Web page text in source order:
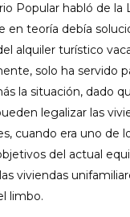
Popular habló de la
en teoría debía
alquiler turístico
solo ha servido
la situación, dado
legalizar las
cuando era uno de
del actual
viviendas
limbo.